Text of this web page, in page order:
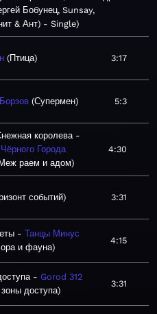
Бобунец, Sunsay,
& Ант) - Single
Птица 3:17
Супермен 5:3
королева
Города
раем и адом
4:30
событий 3:31
Танцы Минус
и фауна
4:15
Gorod 312
доступа
3:31